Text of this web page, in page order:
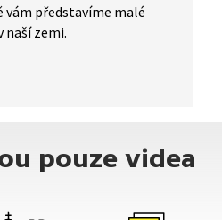
vám představíme malé
naší zemi.
pouze videa